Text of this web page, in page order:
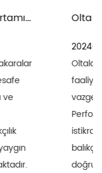
Olta takımı ve oltaların bakımı için alınması gereken önlemler nelerdir?
Oltalar balıkçılık
faaliyetlerinin
vazgeçilmez araçlarıdır.
Performanslarının
istikrarı ve dayanıklılığı
balıkçılığın başarısını
doğrudan etkiler. Bu